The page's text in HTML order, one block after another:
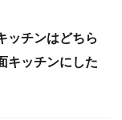
ッチンはどちら
ッチンにした